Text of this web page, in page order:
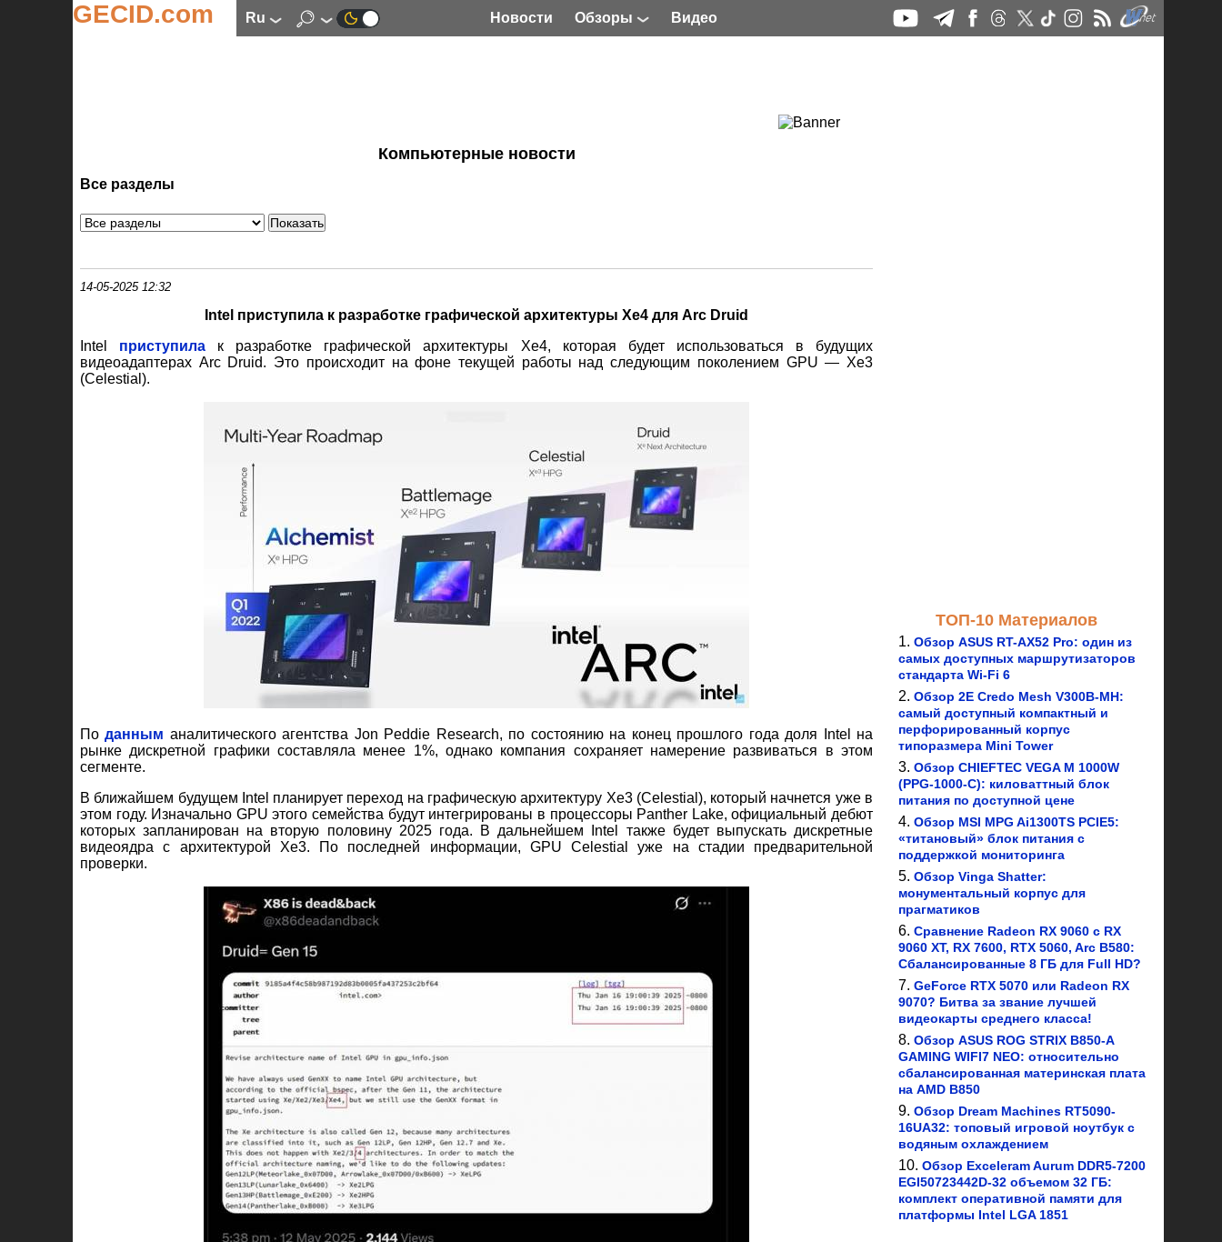
GECID.com ru Новости Обзоры Видео
Компьютерные новости
Все разделы
14-05-2025 12:32
Intel приступила к разработке графической архитектуры Xe4 для Arc Druid
Intel приступила к разработке графической архитектуры Xe4, которая будет использоваться в будущих
видеоадаптерах Arc Druid. Это происходит на фоне текущей работы над следующим поколением GPU — Xe3
(Celestial).
Поданным аналитического агентства Jon Peddie Research, по состоянию на конец прошлого года доля Intel на
рынке дискретной графики составляла менее 1%, однако компания сохраняет намерение развиваться в этом
сегменте.
В ближайшем будущем Intel планирует переход на графическую архитектуру Xe3 (Celestial), который начнется уже в
этом году. Изначально GPU этого семейства будут интегрированы в процессоры Panther Lake, официальный дебют
которых запланирован на вторую половину 2025 года. В дальнейшем Intel также будет выпускать дискретные
видеоядра с архитектурой Xe3. По последней информации, GPU Celestial уже на стадии предварительной
проверки.
ТОП-10 Материалов
Обзор ASUS RT-AX52 Pro: один из
самых доступных маршрутизаторов
стандарта Wi-Fi 6
Обзор 2E Credo Mesh V300B-MH:
самый доступный компактный и
перфорированный корпус
типоразмера Mini Tower
Обзор CHIEFTEC VEGA M 1000W
(PPG-1000-C): киловаттный блок
питания по доступной цене
Обзор MSI MPG Ai1300TS PCIE5:
«титановый» блок питания с
поддержкой мониторинга
Обзор Vinga Shatter:
монументальный корпус для
прагматиков
Сравнение Radeon RX 9060 с RX
9060 XT, RX 7600, RTX 5060, Arc B580:
Сбалансированные 8 ГБ для Full HD?
GeForce RTX 5070 или Radeon RX
9070? Битва за звание лучшей
видеокарты среднего класса!
Обзор ASUS ROG STRIX B850-A
GAMING WIFI7 NEO: относительно
сбалансированная материнская плата
на AMD B850
Обзор Dream Machines RT5090-
16UA32: топовый игровой ноутбук с
водяным охлаждением
Обзор Exceleram Aurum DDR5-7200
EGI50723442D-32 объемом 32 ГБ:
комплект оперативной памяти для
платформы Intel LGA 1851